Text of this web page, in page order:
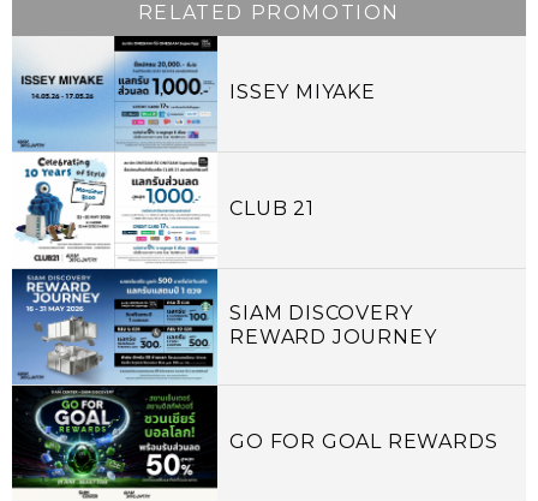
RELATED PROMOTION
ISSEY MIYAKE
CLUB 21
SIAM DISCOVERY
REWARD JOURNEY
GO FOR GOAL REWARDS